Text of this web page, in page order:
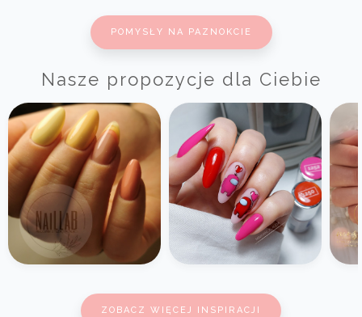
POMYSŁY NA PAZNOKCIE
Nasze propozycje dla Ciebie
ZOBACZ WIĘCEJ INSPIRACJI